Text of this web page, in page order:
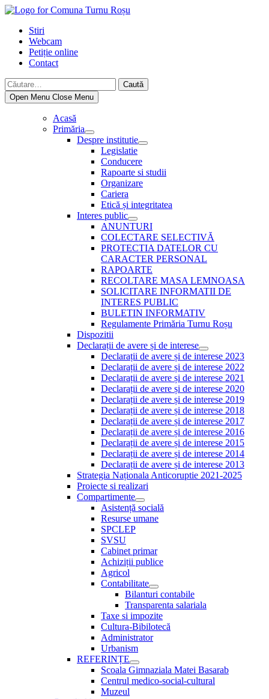
Skip
contentStiri
Webcam
Petiție online
Contact
Caută
după:
Open Menu Close Menu
Acasă
Primăria
Show
sub
menu
Despre institutie
Show
Legislatie
Conducere
Rapoarte si studii
Organizare
Cariera
Etică și integritatea
Interes public
Show
sub
menu
ANUNTURI
COLECTARE SELECTIVĂ
PROTECTIA DATELOR CU
CARACTER PERSONAL
RAPOARTE
RECOLTARE MASA LEMNOASA
SOLICITARE INFORMATII DE
INTERES PUBLIC
BULETIN INFORMATIV
Regulamente Primăria Turnu Roșu
Dispozitii
Declarații de avere și de interese
Show
sub
menu
Declarații de avere și de interese 2023
Declarații de avere și de interese 2022
Declarații de avere și de interese 2021
Declarații de avere și de interese 2020
Declarații de avere și de interese 2019
Declarații de avere și de interese 2018
Declarații de avere și de interese 2017
Declarații de avere și de interese 2016
Declarații de avere și de interese 2015
Declarații de avere și de interese 2014
Declarații de avere și de interese 2013
Strategia Naționala Anticoruptie 2021-2025
Proiecte si realizari
Compartimente
Show
sub
menu
Asistență socială
Resurse umane
SPCLEP
SVSU
Cabinet primar
Achiziții publice
Agricol
Contabilitate
Show
sub
menu
Bilanturi contabile
Transparenta salariala
Taxe si impozite
Cultura-Bibilotecă
Administrator
Urbanism
REFERINȚE
Show
sub
menu
Scoala Gimnaziala Matei Basarab
Centrul medico-social-cultural
Muzeul